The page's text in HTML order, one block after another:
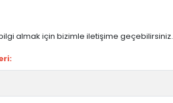
almak için bizimle iletişime geçebilirsiniz.